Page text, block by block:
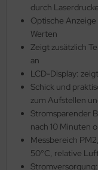
durch
Optische
Werten
Zeigt zusätzlich
an
LCD-Display:
Schick und
zum Aufstellen
Stromsparender
nach 10 Minuten
Messbereich
50°C, relative